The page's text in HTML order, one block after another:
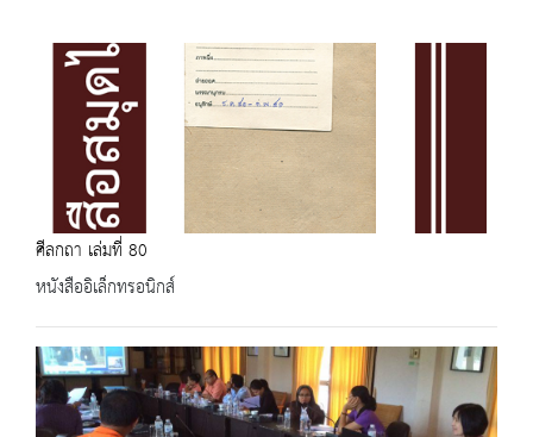
ศีลกถา เล่มที่ 80
หนังสืออิเล็กทรอนิกส์